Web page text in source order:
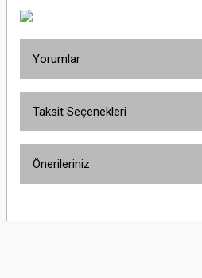
Yorumlar
Taksit Seçenekleri
Önerileriniz
yetersiz gördüğünüz noktaları öneri